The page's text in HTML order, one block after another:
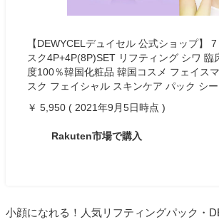
【DEWYCELデュイセル 公式ショップ】
スク4P+4P(8P)SET リフティング シワ 臨
度100％韓国化粧品 韓国コスメ フェイス
スク フェイシャル スキンケア パック シ
￥ 5,950 ( 2021年9月5日時点 )
Rakuten市場で購入
小顔になれる！人気リフティングパック・